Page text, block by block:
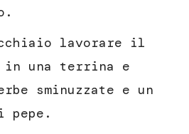
lavorare il
in una terrina e
sminuzzate e un
pepe.